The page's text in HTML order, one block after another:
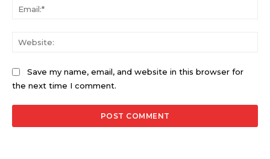
Save my name, email, and website in this browser for
the next time I comment.